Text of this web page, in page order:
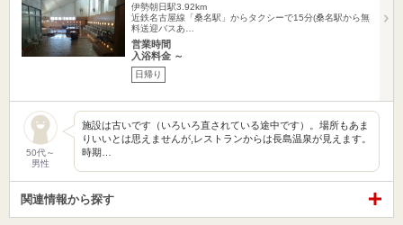
伊勢朝日駅3.92km
近鉄名古屋線「桑名駅」からタクシーで15分(桑名駅から無
料送迎バスあ…
営業時間
入浴料金 ～
日帰り
50代～
男性
施設は古いです（いろいろ直されている途中です）。場所もあま
りいいとは思えませんが,レストランからは長島温泉が見えます。
時期…
関連情報から探す